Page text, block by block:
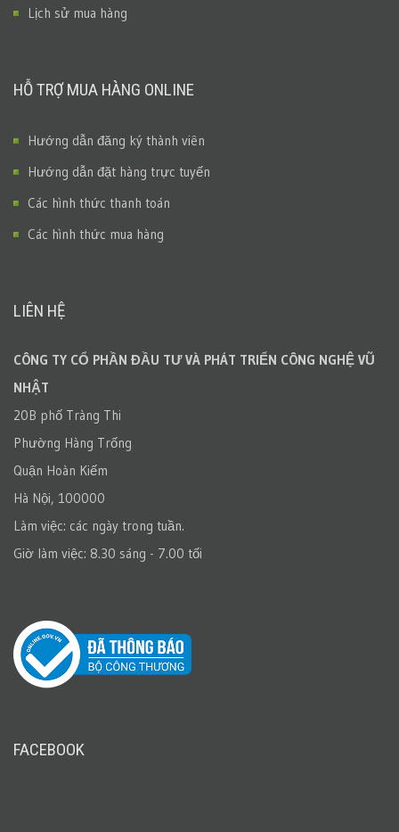
Lịch sử mua hàng
HỖ TRỢ MUA HÀNG ONLINE
Hướng dẫn đăng ký thành viên
Hướng dẫn đặt hàng trực tuyến
Các hình thức thanh toán
Các hình thức mua hàng
LIÊN HỆ
CÔNG TY CỔ PHẦN ĐẦU TƯ VÀ PHÁT TRIỂN CÔNG NGHỆ VŨ
NHẬT
20B phố Tràng Thi
Phường Hàng Trống
Quận Hoàn Kiếm
Hà Nội, 100000
Làm việc: các ngày trong tuần.
Giờ làm việc: 8.30 sáng - 7.00 tối
FACEBOOK